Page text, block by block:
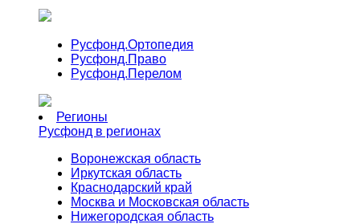
Русфонд.Ортопедия
Русфонд.Право
Русфонд.Перелом
Регионы
Русфонд в регионах
Воронежская область
Иркутская область
Краснодарский край
Москва и Московская область
Нижегородская область